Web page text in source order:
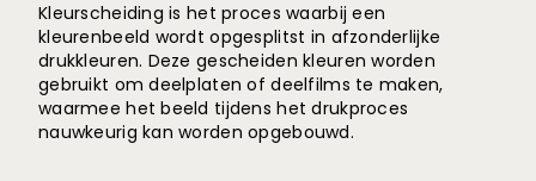
Kleurscheiding is het proces waarbij een
kleurenbeeld wordt opgesplitst in afzonderlijke
drukkleuren. Deze gescheiden kleuren worden
gebruikt om deelplaten of deelfilms te maken,
waarmee het beeld tijdens het drukproces
nauwkeurig kan worden opgebouwd.